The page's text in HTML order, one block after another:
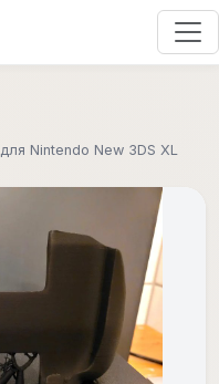
Nintendo New 3DS XL